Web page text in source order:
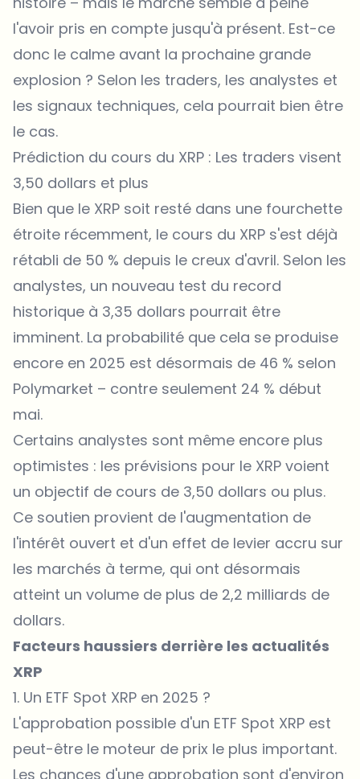
l'avoir pris en compte jusqu'à présent. Est-ce
donc le calme avant la prochaine grande
explosion ? Selon les traders, les analystes et
les signaux techniques, cela pourrait bien être
le cas.
Prédiction du cours du XRP : Les traders visent
3,50 dollars et plus
Bien que le XRP soit resté dans une fourchette
étroite récemment, le cours du XRP s'est déjà
rétabli de 50 % depuis le creux d'avril. Selon les
analystes, un nouveau test du record
historique à 3,35 dollars pourrait être
imminent. La probabilité que cela se produise
encore en 2025 est désormais de 46 % selon
Polymarket – contre seulement 24 % début
mai.
Certains analystes sont même encore plus
optimistes : les prévisions pour le XRP voient
un objectif de cours de 3,50 dollars ou plus.
Ce soutien provient de l'augmentation de
l'intérêt ouvert et d'un effet de levier accru sur
les marchés à terme, qui ont désormais
atteint un volume de plus de 2,2 milliards de
dollars.
Facteurs haussiers derrière les actualités
XRP
1. Un ETF Spot XRP en 2025 ?
L'approbation possible d'un ETF Spot XRP est
peut-être le moteur de prix le plus important.
Les chances d'une approbation sont d'environ